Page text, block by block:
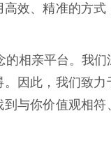
效、精准的方式
的相亲平台。我们
因此，我们致力
与你价值观相符